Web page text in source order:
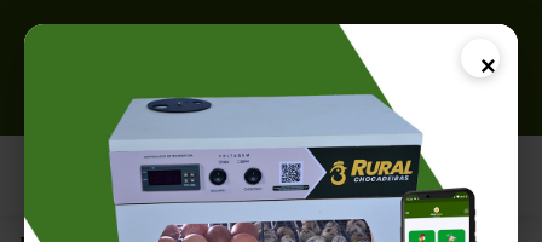
×